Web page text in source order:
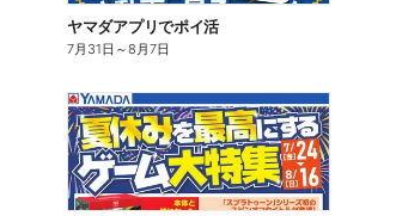
ヤマダアプリでポイ活
7月31日 ～8月7日